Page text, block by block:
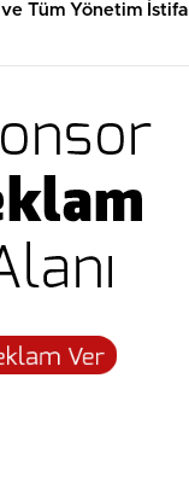
ve Tüm Yönetim İstifa